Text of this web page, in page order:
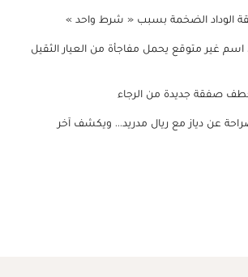
الوداد الضخمة بسبب « شرط واحد »
اسم غير متوقع يحمل مفاجأة من العيار الثقيل
صفقة جديدة من الرجاء
عن دياز مع ريال مدريد... ويكشف آخر